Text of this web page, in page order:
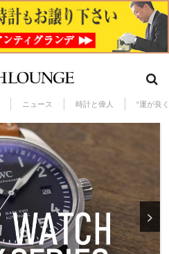
ニュース 時計と偉人 “運が良
>